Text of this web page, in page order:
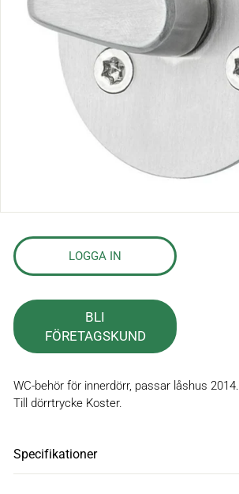
LOGGA IN
BLI
FÖRETAGSKUND
WC-behör för innerdörr, passar låshus 2014.
Till dörrtrycke Koster.
Specifikationer